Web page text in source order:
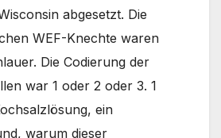
abgesetzt. Die
WEF-Knechte waren
Die Codierung der
war 1 oder 2 oder 3. 1
ein
warum dieser